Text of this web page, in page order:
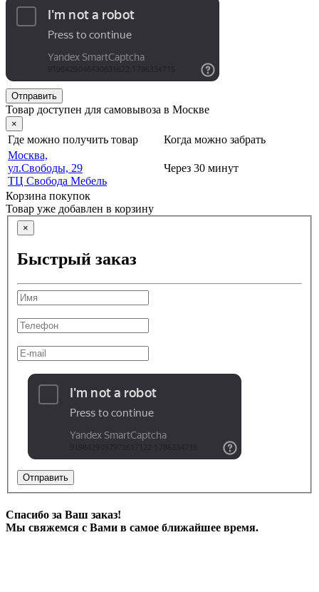
Отправить
Товар доступен для самовывоза в Москве
×
Где можно получить товар
Когда можно забрать
Москва,
ул.Свободы, 29
ТЦ Свобода Мебель
Через 30 минут
Корзина покупок
Товар уже добавлен в корзину
×
Быстрый заказ
Отправить
Спасибо за Ваш заказ!
Мы свяжемся с Вами в самое ближайшее время.